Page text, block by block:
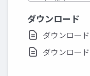
ダウンロード
ダウンロー
ダウンロー